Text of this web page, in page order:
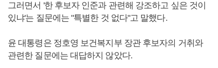
그러면서 '한 후보자 인준과 관련해 강조하고 싶은 것이
있냐'는 질문에는 "특별한 것 없다"고 말했다.
윤 대통령은 정호영 보건복지부 장관 후보자의 거취와
관련한 질문에는 대답하지 않았다.